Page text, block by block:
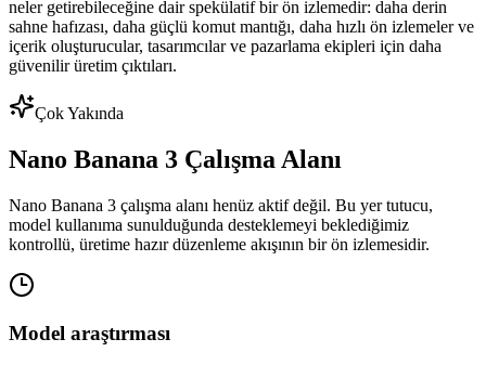
neler getirebileceğine dair spekülatif bir ön izlemedir: daha derin
sahne hafızası, daha güçlü komut mantığı, daha hızlı ön izlemeler ve
içerik oluşturucular, tasarımcılar ve pazarlama ekipleri için daha
güvenilir üretim çıktıları.
Çok Yakında
Nano Banana 3 Çalışma Alanı
Nano Banana 3 çalışma alanı henüz aktif değil. Bu yer tutucu,
model kullanıma sunulduğunda desteklemeyi beklediğimiz
kontrollü, üretime hazır düzenleme akışının bir ön izlemesidir.
Model araştırması